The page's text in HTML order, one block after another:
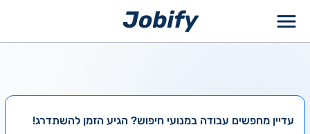
עדיין מחפשים עבודה במנועי חיפוש? הגיע הזמן להשתדרג!